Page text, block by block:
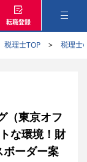
転職登録
税理士TOP 税理士
（東京オフ
な環境！財
ボーダー案